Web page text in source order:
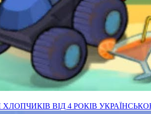
ВІД 4 РОКІВ